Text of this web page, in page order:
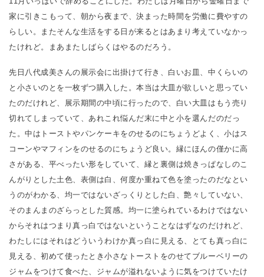
家に引きこもって、朝から夜まで、決まった時間を労働に費やすの
らしい。またそんな生活をする日が来るとはあまり考えていなかっ
たけれど。まあまたしばらくはやるのだろう。
先日八代成美さんの展示会に出掛けて行き、白いお皿、中くらいの
と小さいのとを一枚ずつ購入した。本当は大皿が欲しいと思ってい
たのだけれど、展示期間の中頃に行ったので、白い大皿はもう売り
切れてしまっていて、あれこれ悩んだ末に中と小を選んだのだっ
た。中はトーストやパンケーキをのせるのにちょうどよく、小はス
コーンやマフィンをのせるのにちょうど良い。縁にほんの僅かに高
さがある、平べったい形をしていて、縁と裏側は焼きっぱなしのこ
んがりとした土色、表側は白、何度か重ねて色を塗ったのだなとい
うのがわかる、均一ではないざっくりとした白、艶々していない、
そのまんまのざらっとした質感。均一に塗られているわけではない
からそれはつまり真っ白ではないということなはずなのだけれど、
わたしにはそれはどういうわけか真っ白に見える、とても真っ白に
見える、初めて使ったとき小さなトーストをのせてブルーベリーの
ジャムをつけて食べた、ジャムが溢れないように気をつけていたけ